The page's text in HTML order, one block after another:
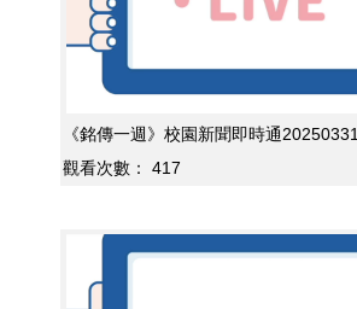
《銘傳一週》校園新聞即時通20250331
觀看次數：
417